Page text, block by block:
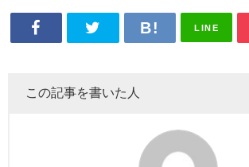
LINE
この記事を書いた人